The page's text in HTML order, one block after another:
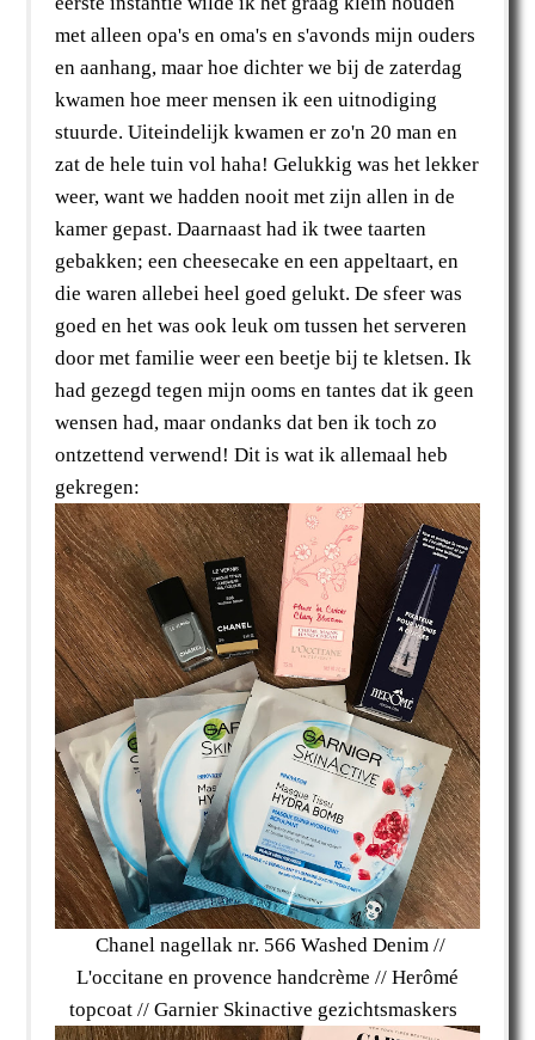
met alleen opa's en oma's en s'avonds mijn ouders
en aanhang, maar hoe dichter we bij de zaterdag
kwamen hoe meer mensen ik een uitnodiging
stuurde. Uiteindelijk kwamen er zo'n 20 man en
zat de hele tuin vol haha! Gelukkig was het lekker
weer, want we hadden nooit met zijn allen in de
kamer gepast. Daarnaast had ik twee taarten
gebakken; een cheesecake en een appeltaart, en
die waren allebei heel goed gelukt. De sfeer was
goed en het was ook leuk om tussen het serveren
door met familie weer een beetje bij te kletsen. Ik
had gezegd tegen mijn ooms en tantes dat ik geen
wensen had, maar ondanks dat ben ik toch zo
ontzettend verwend! Dit is wat ik allemaal heb
gekregen:
Chanel nagellak nr. 566 Washed Denim //
L'occitane en provence handcrème // Herômé
topcoat // Garnier Skinactive gezichtsmaskers